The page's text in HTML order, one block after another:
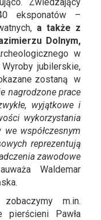
eksponatów –
a także z
Dolnym,
w
jubilerskie,
zostaną w
nagrodzone prace
wyjątkowe i
wykorzystania
współczesnym
reprezentują
zawodowe
Waldemar
m.in.
pierścieni Pawła